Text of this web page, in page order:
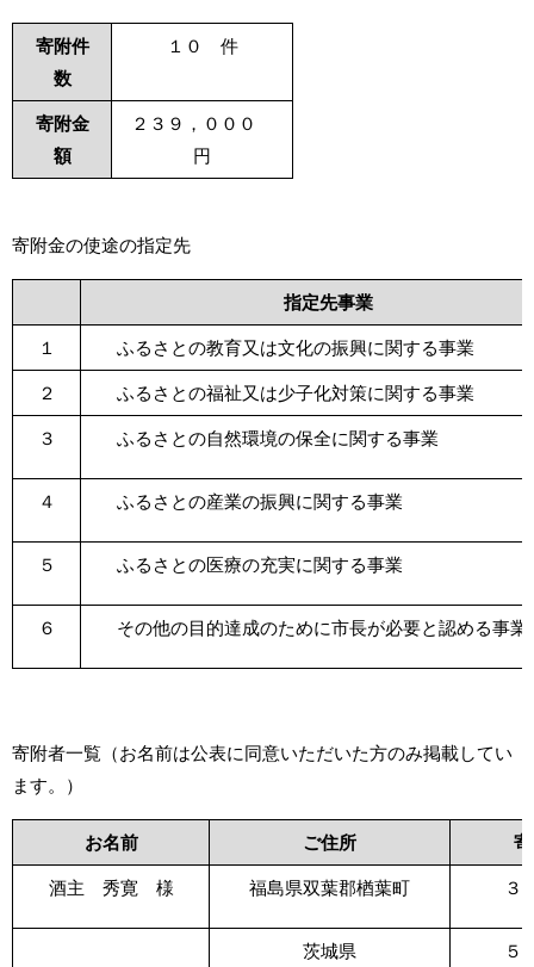
寄附件
数
１０ 件
寄附金
額
２３９，０００
円
寄附金の使途の指定先
指定先事業
１ ふるさとの教育又は文化の振興に関する事業
２ ふるさとの福祉又は少子化対策に関する事業
３ ふるさとの自然環境の保全に関する事業
４ ふるさとの産業の振興に関する事業
５ ふるさとの医療の充実に関する事業
６ その他の目的達成のために市長が必要と認める事業
寄附者一覧（お名前は公表に同意いただいた方のみ掲載してい
ます。）
お名前 ご住所
酒主 秀寛 様 福島県双葉郡楢葉町 ３
茨城県 ５